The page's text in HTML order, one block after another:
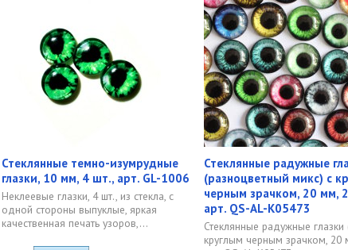
Стеклянные темно-изумрудные
глазки, 10 мм, 4 шт., арт. GL-1006
Неклеевые глазки, 4 шт., из стекла, с
одной стороны выпуклые, яркая
качественная печать узоров,...
Стеклянные радужные
(разноцветный микс) с
черным зрачком, 20 мм,
арт. QS-AL-K05473
Стеклянные радужные глазки
круглым черным зрачком, 20